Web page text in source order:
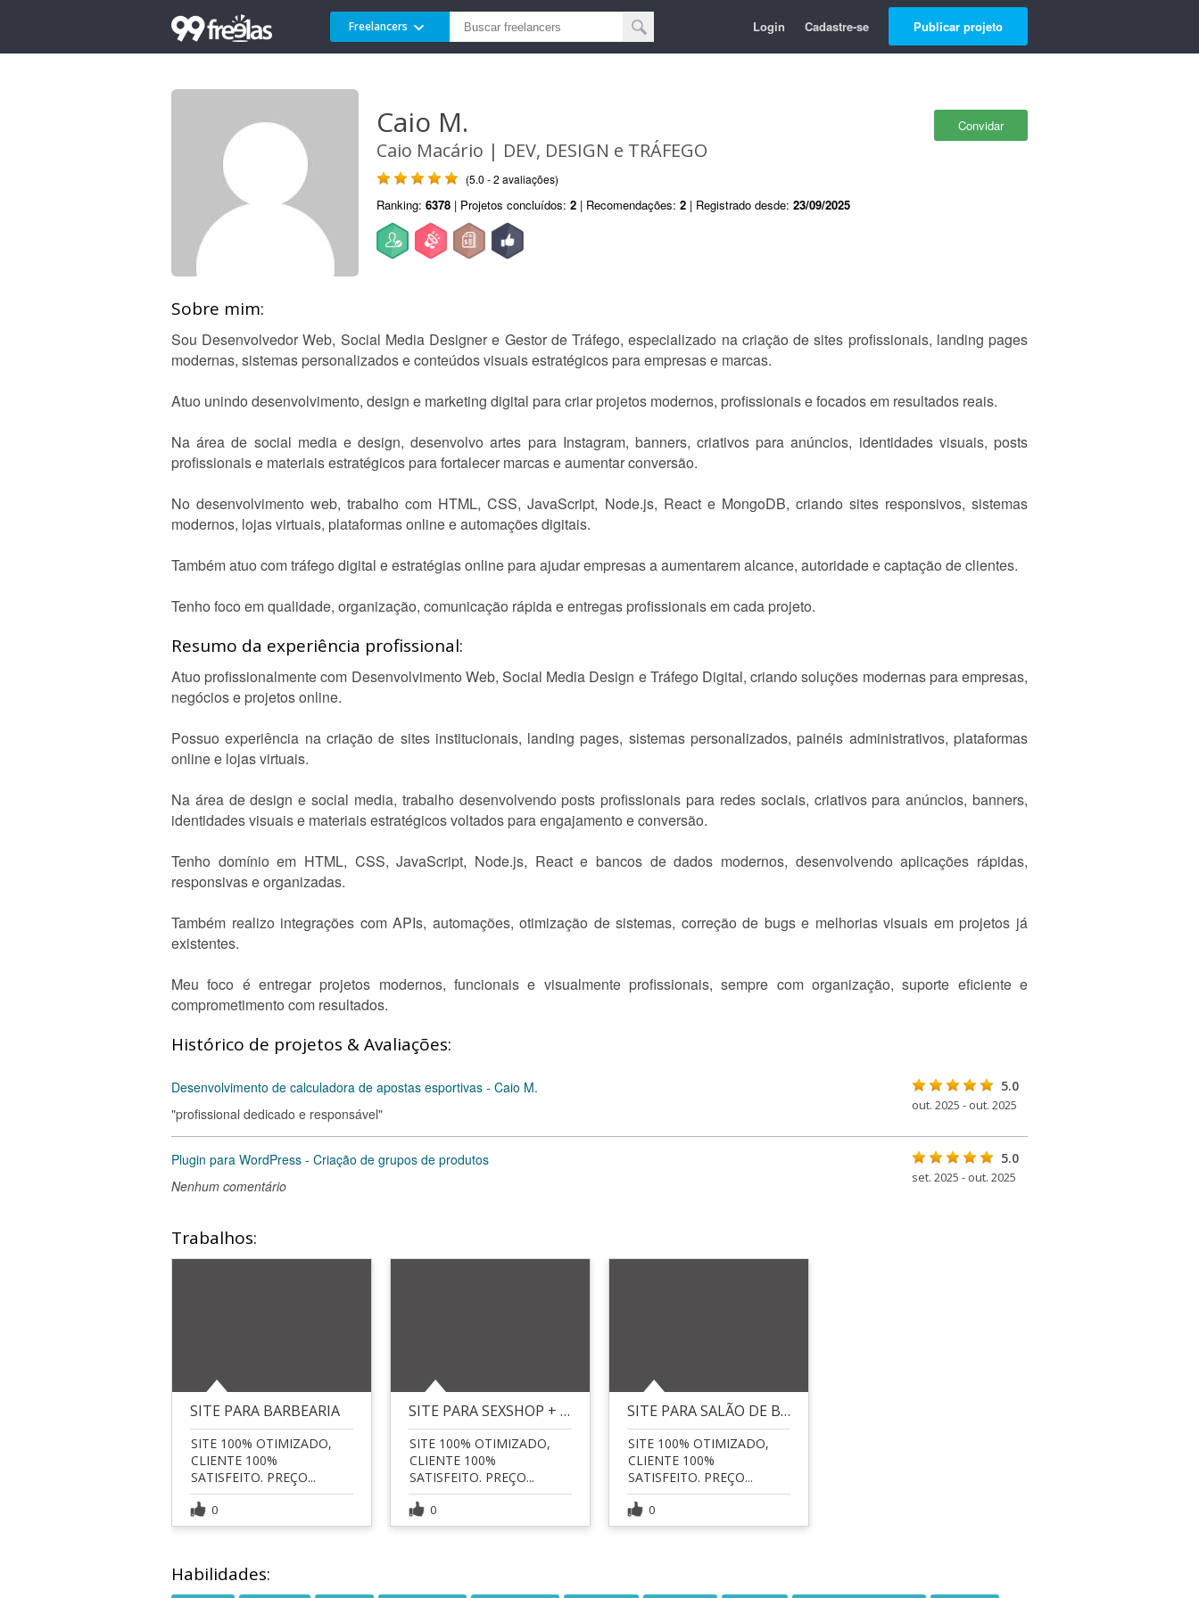
Freelancers Login Cadastre-se Publicar projeto
Convidar
Caio M.
Caio Macário | DEV, DESIGN e TRÁFEGO
(5.0 - 2 avaliações)
Ranking: 6378 | Projetos concluídos: 2 | Recomendações: 2 | Registrado desde: 23/09/2025
Sobre mim:
Sou Desenvolvedor Web, Social Media Designer e Gestor de Tráfego, especializado na criação de sites profissionais, landing pages
modernas, sistemas personalizados e conteúdos visuais estratégicos para empresas e marcas.
Atuo unindo desenvolvimento, design e marketing digital para criar projetos modernos, profissionais e focados em resultados reais.
Na área de social media e design, desenvolvo artes para Instagram, banners, criativos para anúncios, identidades visuais, posts
profissionais e materiais estratégicos para fortalecer marcas e aumentar conversão.
No desenvolvimento web, trabalho com HTML, CSS, JavaScript, Node.js, React e MongoDB, criando sites responsivos, sistemas
modernos, lojas virtuais, plataformas online e automações digitais.
Também atuo com tráfego digital e estratégias online para ajudar empresas a aumentarem alcance, autoridade e captação de clientes.
Tenho foco em qualidade, organização, comunicação rápida e entregas profissionais em cada projeto.
Resumo da experiência profissional:
Atuo profissionalmente com Desenvolvimento Web, Social Media Design e Tráfego Digital, criando soluções modernas para empresas,
negócios e projetos online.
Possuo experiência na criação de sites institucionais, landing pages, sistemas personalizados, painéis administrativos, plataformas
online e lojas virtuais.
Na área de design e social media, trabalho desenvolvendo posts profissionais para redes sociais, criativos para anúncios, banners,
identidades visuais e materiais estratégicos voltados para engajamento e conversão.
Tenho domínio em HTML, CSS, JavaScript, Node.js, React e bancos de dados modernos, desenvolvendo aplicações rápidas,
responsivas e organizadas.
Também realizo integrações com APIs, automações, otimização de sistemas, correção de bugs e melhorias visuais em projetos já
existentes.
Meu foco é entregar projetos modernos, funcionais e visualmente profissionais, sempre com organização, suporte eficiente e
comprometimento com resultados.
Histórico de projetos & Avaliações:
Desenvolvimento de calculadora de apostas esportivas - Caio M.
"profissional dedicado e responsável"
5.0
out. 2025 - out. 2025
Plugin para WordPress - Criação de grupos de produtos
Nenhum comentário
5.0
set. 2025 - out. 2025
Trabalhos:
SITE PARA BARBEARIA
SITE 100% OTIMIZADO,
CLIENTE 100%
SATISFEITO. PREÇO...
0
SITE PARA SEXSHOP + INTEGRAÇÃO MERCADO PAGO
SITE 100% OTIMIZADO,
CLIENTE 100%
SATISFEITO. PREÇO...
0
SITE PARA SALÃO DE BELEZA
SITE 100% OTIMIZADO,
CLIENTE 100%
SATISFEITO. PREÇO...
0
Habilidades: